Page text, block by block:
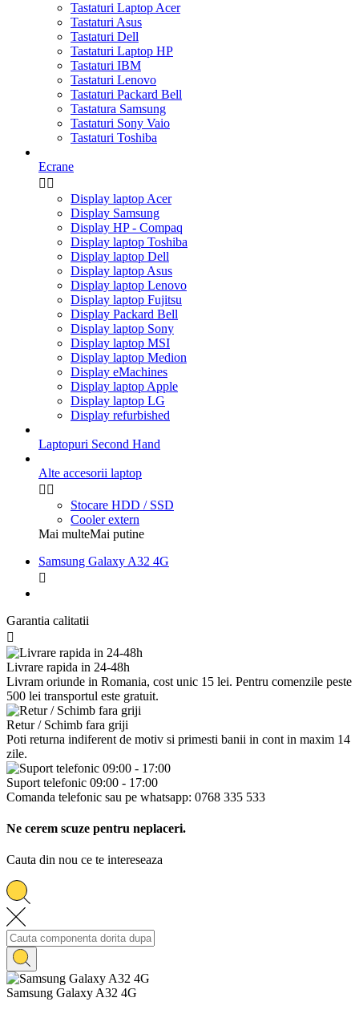
Tastaturi Laptop Acer
Tastaturi Asus
Tastaturi Dell
Tastaturi Laptop HP
Tastaturi IBM
Tastaturi Lenovo
Tastaturi Packard Bell
Tastatura Samsung
Tastaturi Sony Vaio
Tastaturi Toshiba
Ecrane
 
Display laptop Acer
Display Samsung
Display HP - Compaq
Display laptop Toshiba
Display laptop Dell
Display laptop Asus
Display laptop Lenovo
Display laptop Fujitsu
Display Packard Bell
Display laptop Sony
Display laptop MSI
Display laptop Medion
Display eMachines
Display laptop Apple
Display laptop LG
Display refurbished
Laptopuri Second Hand
Alte accesorii laptop
 
Stocare HDD / SSD
Cooler extern
Mai multeMai putine
Samsung Galaxy A32 4G

Garantia calitatii

Livrare rapida in 24-48h
Livram oriunde in Romania, cost unic 15 lei. Pentru comenzile peste
500 lei transportul este gratuit.
Retur / Schimb fara griji
Poti returna indiferent de motiv si primesti banii in cont in maxim 14
zile.
Suport telefonic 09:00 - 17:00
Comanda telefonic sau pe whatsapp: 0768 335 533
Ne cerem scuze pentru neplaceri.
Cauta din nou ce te intereseaza
Samsung Galaxy A32 4G